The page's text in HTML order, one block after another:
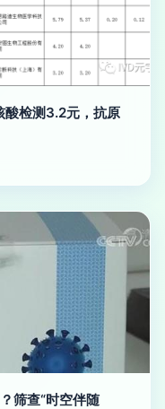
酸检测3.2元，抗原
筛查“时空伴随